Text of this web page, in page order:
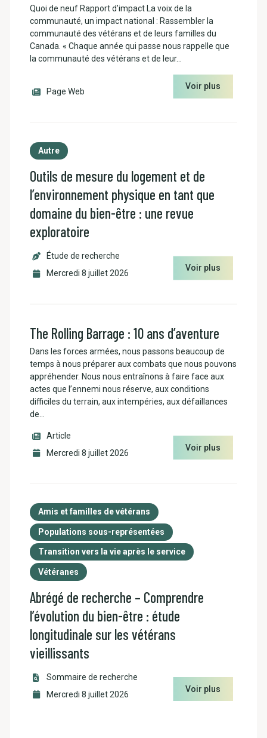
Quoi de neuf Rapport d’impact La voix de la
communauté, un impact national : Rassembler la
communauté des vétérans et de leurs familles du
Canada. « Chaque année qui passe nous rappelle que
la communauté des vétérans et de leur…
Page Web
Voir plus
Autre
Outils de mesure du logement et de
l’environnement physique en tant que
domaine du bien-être : une revue
exploratoire
Étude de recherche
Mercredi 8 juillet 2026
Voir plus
The Rolling Barrage : 10 ans d’aventure
Dans les forces armées, nous passons beaucoup de
temps à nous préparer aux combats que nous pouvons
appréhender. Nous nous entraînons à faire face aux
actes que l’ennemi nous réserve, aux conditions
difficiles du terrain, aux intempéries, aux défaillances
de…
Article
Mercredi 8 juillet 2026
Voir plus
Amis et familles de vétérans
Populations sous-représentées
Transition vers la vie après le service
Vétéranes
Abrégé de recherche – Comprendre
l’évolution du bien-être : étude
longitudinale sur les vétérans
vieillissants
Sommaire de recherche
Mercredi 8 juillet 2026
Voir plus